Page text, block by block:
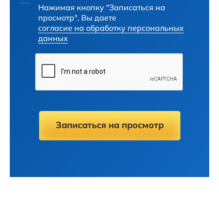
Нажимая кнопку "Записаться на
просмотр", Вы даете
согласие на обработку персональных
данных
Записаться на просмотр